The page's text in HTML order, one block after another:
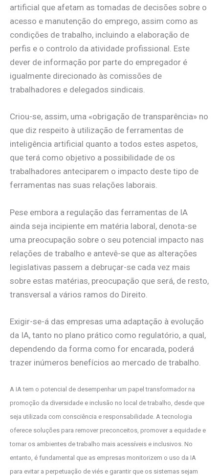
artificial que afetam as tomadas de decisões sobre o
acesso e manutenção do emprego, assim como as
condições de trabalho, incluindo a elaboração de
perfis e o controlo da atividade profissional. Este
dever de informação por parte do empregador é
igualmente direcionado às comissões de
trabalhadores e delegados sindicais.
Criou-se, assim, uma «obrigação de transparência» no
que diz respeito à utilização de ferramentas de
inteligência artificial quanto a todos estes aspetos,
que terá como objetivo a possibilidade de os
trabalhadores anteciparem o impacto deste tipo de
ferramentas nas suas relações laborais.
Pese embora a regulação das ferramentas de IA
ainda seja incipiente em matéria laboral, denota-se
uma preocupação sobre o seu potencial impacto nas
relações de trabalho e antevê-se que as alterações
legislativas passem a debruçar-se cada vez mais
sobre estas matérias, preocupação que será, de resto,
transversal a vários ramos do Direito.
Exigir-se-á das empresas uma adaptação à evolução
da IA, tanto no plano prático como regulatório, a qual,
dependendo da forma como for encarada, poderá
trazer inúmeros benefícios ao mercado de trabalho.
A IA tem o potencial de desempenhar um papel transformador na
promoção da diversidade e inclusão no local de trabalho, desde que
seja utilizada com consciência e responsabilidade. A tecnologia
oferece soluções para remover preconceitos, promover a equidade e
tornar os ambientes de trabalho mais acessíveis e inclusivos. No
entanto, é fundamental que as empresas monitorizem o uso da IA
para evitar a perpetuação de viés e garantir que os sistemas sejam